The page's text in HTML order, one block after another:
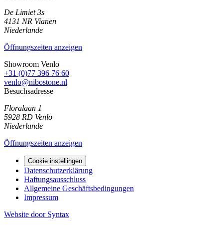
De Limiet 3s
4131 NR Vianen
Niederlande
Öffnungszeiten anzeigen
Showroom Venlo
+31 (0)77 396 76 60
venlo@nibostone.nl
Besuchsadresse
Floralaan 1
5928 RD Venlo
Niederlande
Öffnungszeiten anzeigen
Cookie instellingen
Datenschutzerklärung
Haftungsausschluss
Allgemeine Geschäftsbedingungen
Impressum
Website door Syntax